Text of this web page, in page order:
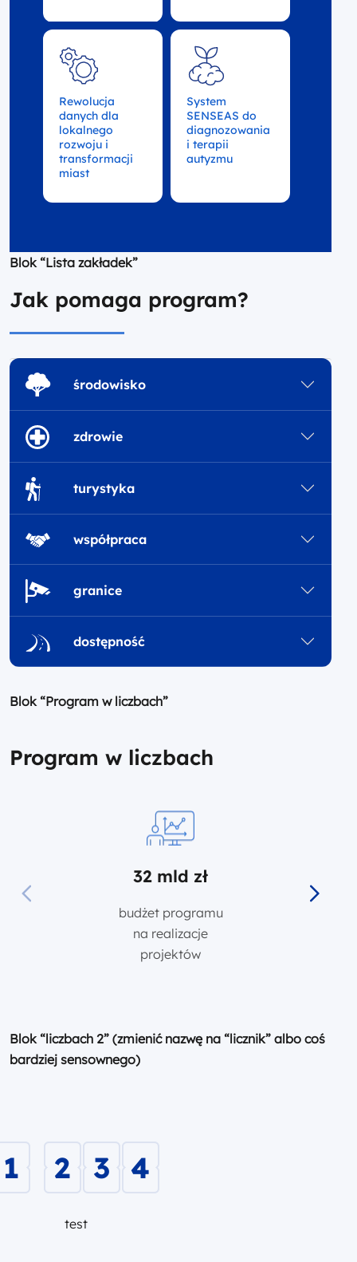
Rewolucja
danych dla
lokalnego
rozwoju i
transformacji
miast
System
SENSEAS do
diagnozowania
i terapii
autyzmu
Blok “Lista zakładek”
Jak pomaga program?
środowisko
zdrowie
turystyka
współpraca
granice
dostępność
Blok “Program w liczbach”
Program w liczbach
32 mld zł
32 mld zł
budżet programu
na realizacje
projektów
Blok “liczbach 2” (zmienić nazwę na “licznik” albo coś
bardziej sensownego)
1 2 3 4
test